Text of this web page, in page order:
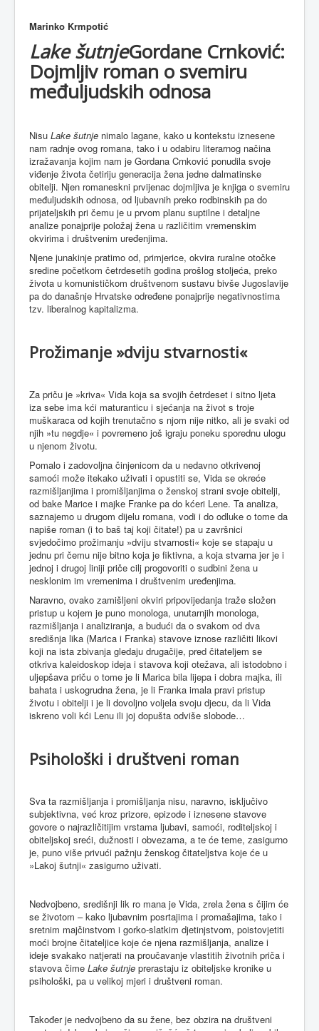
Marinko Krmpotić
Lake šutnjeGordane Crnković:
Dojmljiv roman o svemiru
međuljudskih odnosa
Nisu Lake šutnje nimalo lagane, kako u kontekstu iznesene
nam radnje ovog romana, tako i u odabiru literarnog načina
izražavanja kojim nam je Gordana Crnković ponudila svoje
viđenje života četiriju generacija žena jedne dalmatinske
obitelji. Njen romaneskni prvijenac dojmljiva je knjiga o svemiru
međuljudskih odnosa, od ljubavnih preko rodbinskih pa do
prijateljskih pri čemu je u prvom planu suptilne i detaljne
analize ponajprije položaj žena u različitim vremenskim
okvirima i društvenim uređenjima.
Njene junakinje pratimo od, primjerice, okvira ruralne otočke
sredine početkom četrdesetih godina prošlog stoljeća, preko
života u komunističkom društvenom sustavu bivše Jugoslavije
pa do današnje Hrvatske određene ponajprije negativnostima
tzv. liberalnog kapitalizma.
Prožimanje »dviju stvarnosti«
Za priču je »kriva« Vida koja sa svojih četrdeset i sitno ljeta
iza sebe ima kći maturanticu i sjećanja na život s troje
muškaraca od kojih trenutačno s njom nije nitko, ali je svaki od
njih »tu negdje« i povremeno još igraju poneku sporednu ulogu
u njenom životu.
Pomalo i zadovoljna činjenicom da u nedavno otkrivenoj
samoći može itekako uživati i opustiti se, Vida se okreće
razmišljanjima i promišljanjima o ženskoj strani svoje obitelji,
od bake Marice i majke Franke pa do kćeri Lene. Ta analiza,
saznajemo u drugom dijelu romana, vodi i do odluke o tome da
napiše roman (i to baš taj koji čitate!) pa u završnici
svjedočimo prožimanju »dviju stvarnosti« koje se stapaju u
jednu pri čemu nije bitno koja je fiktivna, a koja stvarna jer je i
jednoj i drugoj liniji priče cilj progovoriti o sudbini žena u
nesklonim im vremenima i društvenim uređenjima.
Naravno, ovako zamišljeni okviri pripovijedanja traže složen
pristup u kojem je puno monologa, unutarnjih monologa,
razmišljanja i analiziranja, a budući da o svakom od dva
središnja lika (Marica i Franka) stavove iznose različiti likovi
koji na ista zbivanja gledaju drugačije, pred čitateljem se
otkriva kaleidoskop ideja i stavova koji otežava, ali istodobno i
uljepšava priču o tome je li Marica bila lijepa i dobra majka, ili
bahata i uskogrudna žena, je li Franka imala pravi pristup
životu i obitelji i je li dovoljno voljela svoju djecu, da li Vida
iskreno voli kći Lenu ili joj dopušta odviše slobode…
Psihološki i društveni roman
Sva ta razmišljanja i promišljanja nisu, naravno, isključivo
subjektivna, već kroz prizore, epizode i iznesene stavove
govore o najrazličitijim vrstama ljubavi, samoći, roditeljskoj i
obiteljskoj sreći, dužnosti i obvezama, a te će teme, zasigurno
je, puno više privući pažnju ženskog čitateljstva koje će u
»Lakoj šutnji« zasigurno uživati.
Nedvojbeno, središnji lik ro mana je Vida, zrela žena s čijim će
se životom – kako ljubavnim posrtajima i promašajima, tako i
sretnim majčinstvom i gorko-slatkim djetinjstvom, poistovjetiti
moći brojne čitateljice koje će njena razmišljanja, analize i
ideje svakako natjerati na proučavanje vlastitih životnih priča i
stavova čime Lake šutnje prerastaju iz obiteljske kronike u
psihološki, pa u velikoj mjeri i društveni roman.
Također je nedvojbeno da su žene, bez obzira na društveni